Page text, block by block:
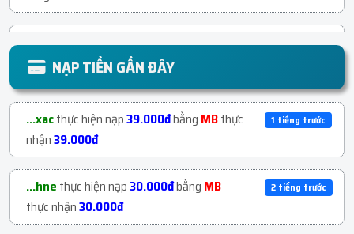
...hnemua1FACEBOOK CÓ NÚT META ĐĂNG KÍ
T...với giá 26.000đ
2 tiếng trước
...997mua1H2. Clone Ngoại Không Dính
Wha...với giá35.100đ
2 tiếng trước
...111mua1 Page Cổ | Năm 2021 - 2023...với giá
58.500đ
2 tiếng trước
NẠP TIỀN GẦN ĐÂY
...xacthực hiện nạp39.000đbằng MBthực
nhận39.000đ
1 tiếng trước
...hne thực hiện nạp30.000đbằng MB
thực nhận30.000đ
2 tiếng trước